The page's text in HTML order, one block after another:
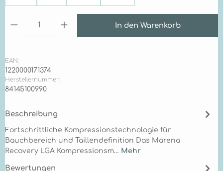
Produkt Anzahl: Gib den gewünschten Wert
In den Warenkorb
EAN:
1220000171374
Herstellernummer:
84145100990
Beschreibung
Fortschrittliche Kompressionstechnologie für
Bauchbereich und Taillendefinition Das Marena
Recovery LGA Kompressionsm… Mehr
Bewertungen